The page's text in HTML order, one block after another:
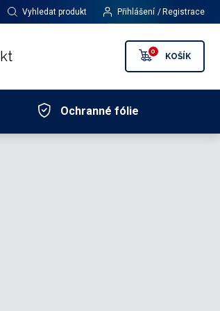
Vyhledat produkt Přihlášení Registrace
0 KOŠÍK
Ochranné fólie